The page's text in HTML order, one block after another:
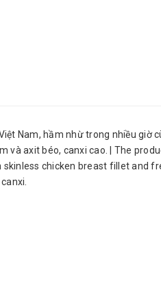
Nam, hầm nhừ trong nhiều giờ
và axit béo, canxi cao. | The
chicken breast fillet and